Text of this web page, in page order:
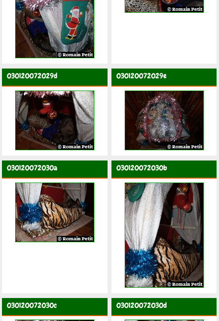
030120072029d 030120072029e
030120072030a 030120072030b
030120072030c 030120072030d